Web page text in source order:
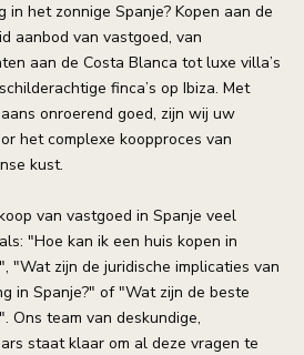
in het zonnige Spanje? Kopen aan de
aanbod van vastgoed, van
aan de Costa Blanca tot luxe villa’s
finca’s op Ibiza. Met
onroerend goed, zijn wij uw
het complexe koopproces van
kust.
van vastgoed in Spanje veel
"Hoe kan ik een huis kopen in
"Wat zijn de juridische implicaties van
in Spanje?" of "Wat zijn de beste
Ons team van deskundige,
staat klaar om al deze vragen te